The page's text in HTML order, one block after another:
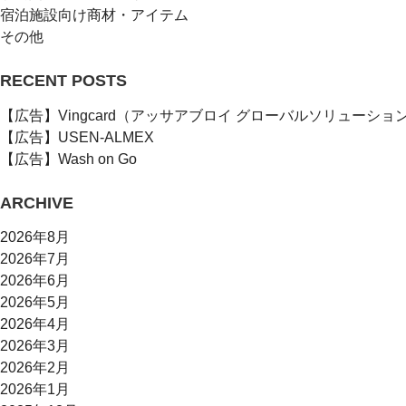
宿泊施設向け商材・アイテム
その他
RECENT POSTS
【広告】Vingcard（アッサアブロイ グローバルソリューショ
【広告】USEN-ALMEX
【広告】Wash on Go
ARCHIVE
2026年8月
2026年7月
2026年6月
2026年5月
2026年4月
2026年3月
2026年2月
2026年1月